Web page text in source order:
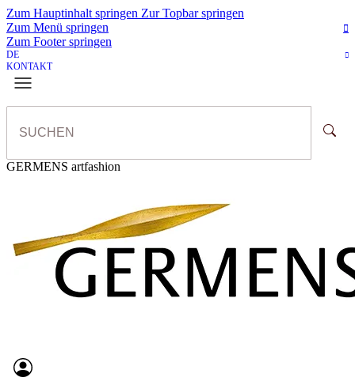
Zum Hauptinhalt springen Zur Topbar springen
Zum Menü springen
Zum Footer springen
DE
KONTAKT
GERMENS artfashion